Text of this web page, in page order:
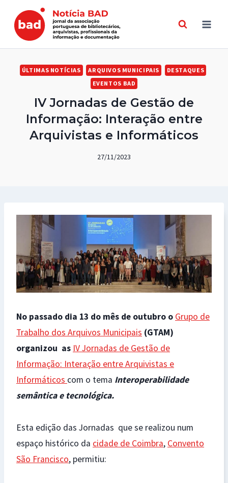
content
ÚLTIMAS NOTÍCIAS ARQUIVOS MUNICIPAIS
DESTAQUES
EVENTOS BAD
IV Jornadas de Gestão de
Informação: Interação entre
Arquivistas e Informáticos
27/11/2023
No passado dia 13 do mês de outubro o Grupo de
Trabalho dos Arquivos Municipais (GTAM)
organizou as IV Jornadas de Gestão de
Informação: Interação entre Arquivistas e
Informáticos com o tema Interoperabilidade
semântica e tecnológica.
Esta edição das Jornadas que se realizou num
espaço histórico da cidade de Coimbra, Convento
São Francisco, permitiu: